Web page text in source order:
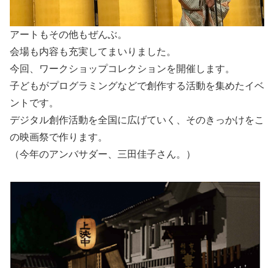
アートもその他もぜんぶ。
会場も内容も充実してまいりました。
今回、ワークショップコレクションを開催します。
子どもがプログラミングなどで創作する活動を集めたイベ
ントです。
デジタル創作活動を全国に広げていく、そのきっかけをこ
の映画祭で作ります。
（今年のアンバサダー、三田佳子さん。）